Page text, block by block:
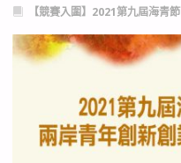
SIZE
【競賽入圍】2021第九屆海青